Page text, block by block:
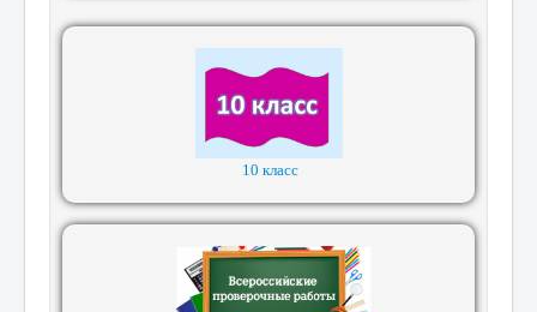
10 класс